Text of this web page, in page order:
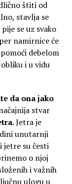
štiti od
stavlja se
se uz svako
namirnice će
debelom
i u vidu
da ona jako
stvar
. Jetra je
unutarnji
jetre su česti
o njoj
i važnih
ulogu u